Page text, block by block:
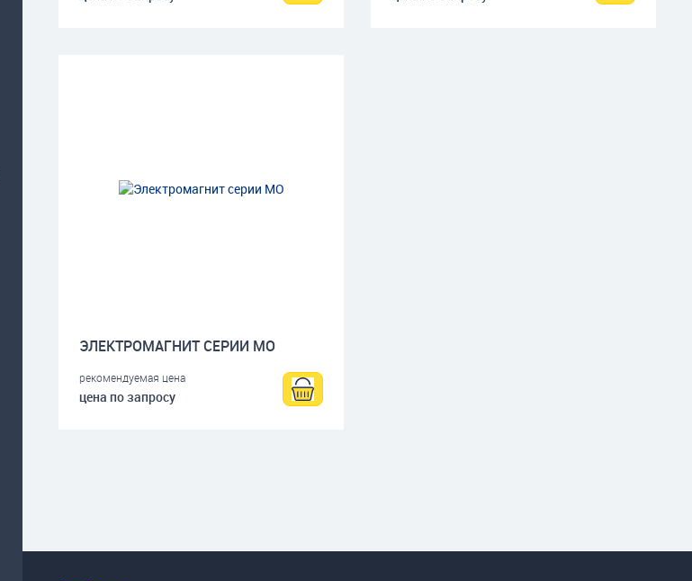
ЭЛЕКТРОМАГНИТ СЕРИИ МО
рекомендуемая цена
цена по запросу